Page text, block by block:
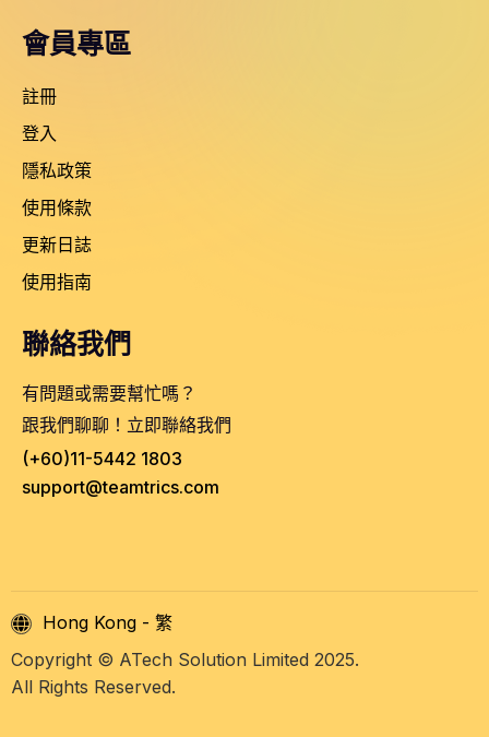
會員專區
註冊
登入
隱私政策
使用條款
更新日誌
使用指南
聯絡我們
有問題或需要幫忙嗎？
跟我們聊聊！立即聯絡我們
(+60)11-5442 1803
support@teamtrics.com
Hong Kong - 繁
Copyright © ATech Solution Limited 2025.
All Rights Reserved.